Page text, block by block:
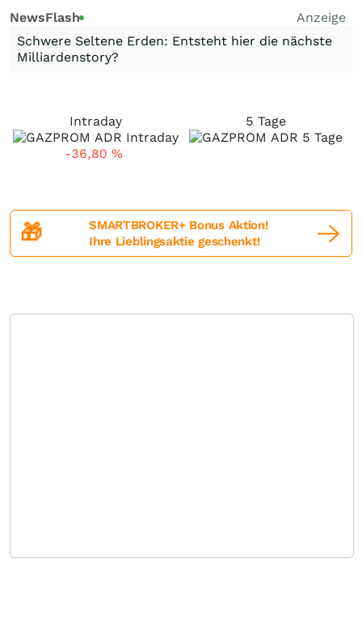
NewsFlash
Anzeige
Schwere Seltene Erden: Entsteht hier die nächste
Milliardenstory?
Intraday
-36,80 %
5 Tage
🎁
SMARTBROKER+ Bonus Aktion!
Ihre Lieblingsaktie geschenkt!